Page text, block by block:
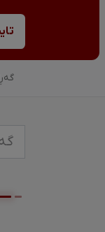
بەناوبانگ، "قادر